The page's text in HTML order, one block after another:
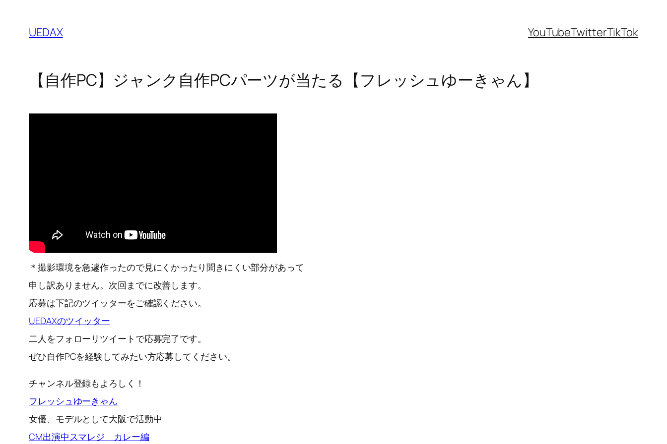
UEDAX YouTubeTwitterTikTok
【自作PC】ジャンク自作PCパーツが当たる【フレッシュゆーきゃん】
＊撮影環境を急遽作ったので見にくかったり聞きにくい部分があって
申し訳ありません。次回までに改善します。
応募は下記のツイッターをご確認ください。
UEDAXのツイッター
二人をフォローリツイートで応募完了です。
ぜひ自作PCを経験してみたい方応募してください。
チャンネル登録もよろしく！
フレッシュゆーきゃん
女優、モデルとして大阪で活動中
CM出演中スマレジ カレー編